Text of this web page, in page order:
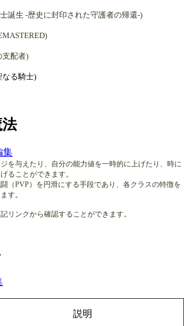
誕生 -歴史に封印された守護者の帰還-)
支配者)
なる騎士)
を与えたり、自分の能力値を一時的に上げたり、時に
ることができます。
（PVP）を円滑にする手段であり、各クラスの特徴を
す。
リンクから確認することができます。
説明